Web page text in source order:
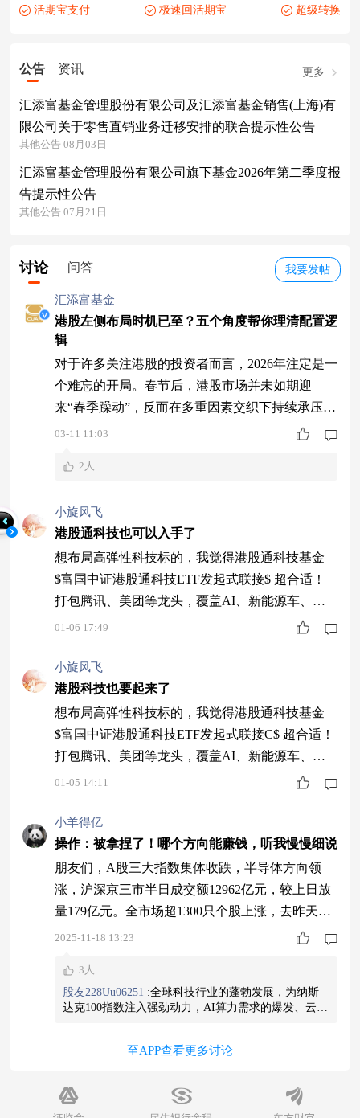
活期宝支付 极速回活期宝 超级转换
公告 资讯 更多
汇添富基金管理股份有限公司及汇添富基金销售(上海)有
限公司关于零售直销业务迁移安排的联合提示性公告
其他公告 08月03日
汇添富基金管理股份有限公司旗下基金2026年第二季度报
告提示性公告
其他公告 07月21日
我要发帖
讨论 问答
汇添富基金
港股左侧布局时机已至？五个角度帮你理清配置逻
辑
对于许多关注港股的投资者而言，2026年注定是一
个难忘的开局。春节后，港股市场并未如期迎
来“春季躁动”，反而在多重因素交织下持续承压，
港股综合指数与恒生科技指数回调显著，节后至今
下跌10.08%。（数据来源：Wind，2026/2/24-2026/
刻，我们更需要冷静审视，市场的短期波动是否改
变了港股的
03-11 11:03
2人
小旋风飞
港股通科技也可以入手了
想布局高弹性科技标的，我觉得港股通科技基金
$富国中证港股通科技ETF发起式联接$ 超合适！
打包腾讯、美团等龙头，覆盖AI、新能源车、创
新药赛道，当前估值跌到历史低位，性价比直接拉
长逻辑超硬。不用纠结个股，一键上车，妥妥分享
港股科技红利的好路子。
01-06 17:49
小旋风飞
港股科技也要起来了
想布局高弹性科技标的，我觉得港股通科技基金
$富国中证港股通科技ETF发起式联接C$ 超合适！
打包腾讯、美团等龙头，覆盖AI、新能源车、创
新药赛道，当前估值跌到历史低位，性价比直接拉
长逻辑超硬。不用纠结个股，一键上车，妥妥分享
港股科技红利的好路子。
01-05 14:11
小羊得亿
操作：被拿捏了！哪个方向能赚钱，听我慢慢细说
朋友们，A股三大指数集体收跌，半导体方向领
涨，沪深京三市半日成交额12962亿元，较上日放
量179亿元。全市场超1300只个股上涨，去昨天涨
的好今天基本全军覆没，平等的维持着指数不跌但
好的，就是手上持有的方向，唯一的办法就是耐心
持有了，除非是高手能够准确的做出风向判断，完
注证券动作，如果证券放量拉升，行情大概率
2025-11-18 13:23
3人
股友228Uu06251 :全球科技行业的蓬勃发展，为纳斯
达克100指数注入强劲动力，AI算力需求的爆发、云业
成长性与稳定性，前阵子调整时坚持买入，现在已经
一次无压力。
至APP查看更多讨论